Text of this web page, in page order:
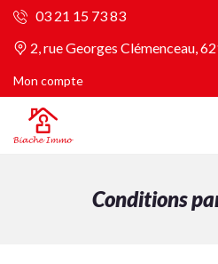
03 21 15 73 83
2, rue Georges Clémenceau,
Mon compte
Conditions